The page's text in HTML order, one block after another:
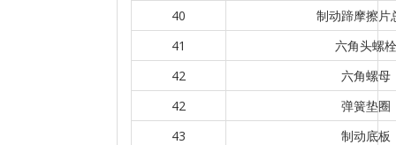
40
制动蹄摩擦片
41
六角头螺栓
42
六角螺母
42
弹簧垫圈
43
制动底板